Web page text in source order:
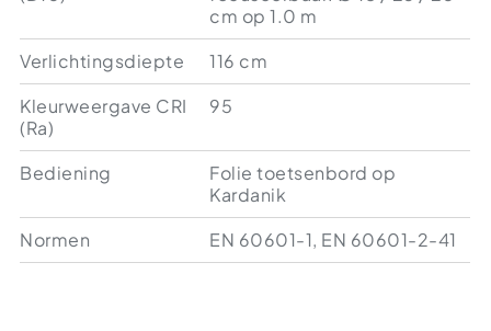
Normen EN 60601-1, EN 60601-2-41
cm op 1.0 m
Verlichtingsdiepte
116 cm
Kleurweergave CRI
(Ra)
95
Bediening
Folie toetsenbord op
Kardanik